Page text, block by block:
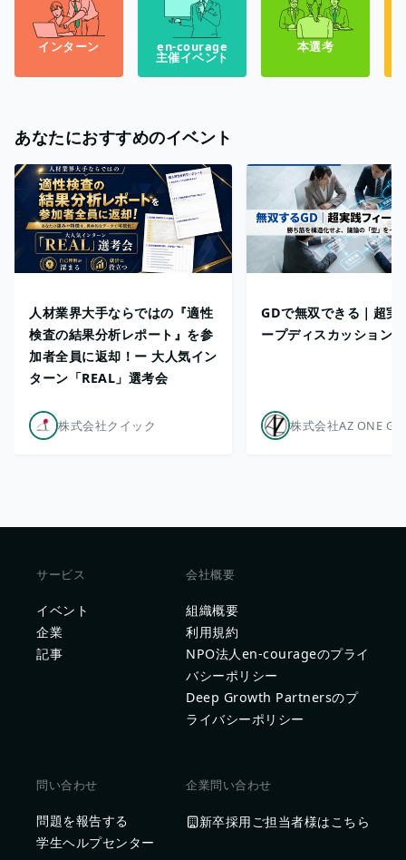
インターン en-courage
主催イベント
本選考
あなたにおすすめのイベント
人材業界大手ならではの『適性
検査の結果分析レポート』を参
加者全員に返却！ー 大人気イン
ターン「REAL」選考会
株式会社クイック
GDで無双できる｜超実
ープディスカッション
株式会社AZ ONE
サービス
イベント
企業
記事
会社概要
組織概要
利用規約
NPO法人en-courageのプライ
バシーポリシー
Deep Growth Partnersのプ
ライバシーポリシー
問い合わせ
問題を報告する
学生ヘルプセンター
企業問い合わせ
新卒採用ご担当者様はこちら